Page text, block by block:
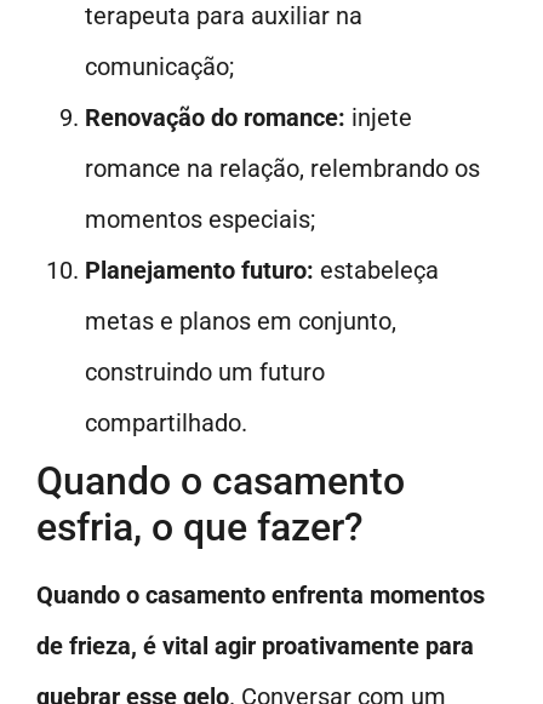
terapeuta para auxiliar na
comunicação;
Renovação do romance: injete
romance na relação, relembrando os
momentos especiais;
Planejamento futuro: estabeleça
metas e planos em conjunto,
construindo um futuro
compartilhado.
Quando o casamento
esfria, o que fazer?
Quando o casamento enfrenta momentos
de frieza, é vital agir proativamente para
quebrar esse gelo. Conversar com um